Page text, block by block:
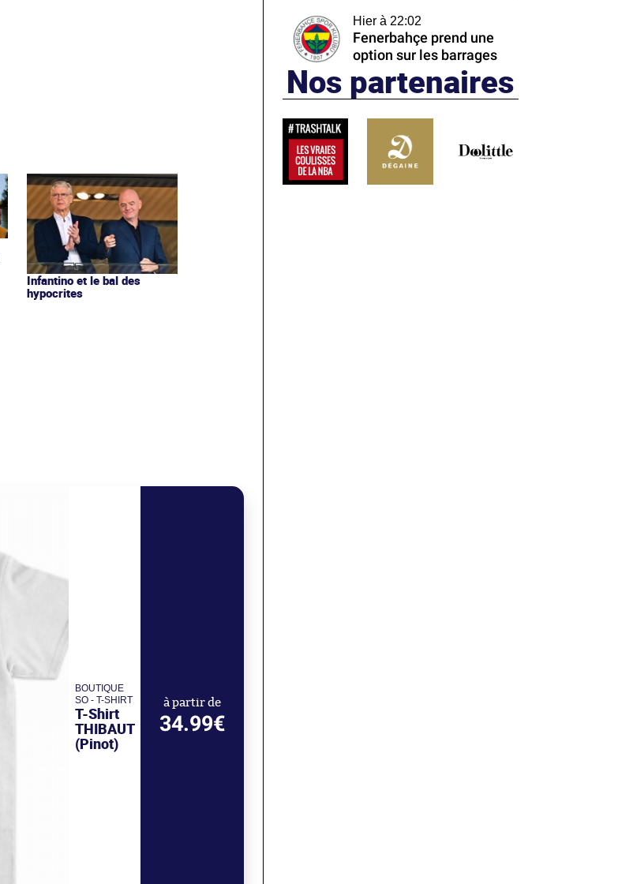
Infantino et le bal des
hypocrites
BOUTIQUE
SO - T-SHIRT
T-Shirt
THIBAUT
(Pinot)
à partir de
34.99€
Hier à 22:02
Fenerbahçe prend une
option sur les barrages
Nos partenaires